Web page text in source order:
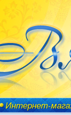
Интернет-